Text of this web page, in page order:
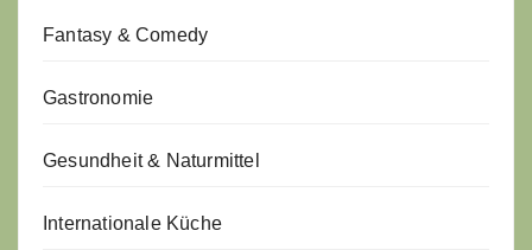
Fantasy & Comedy
Gastronomie
Gesundheit & Naturmittel
Internationale Küche